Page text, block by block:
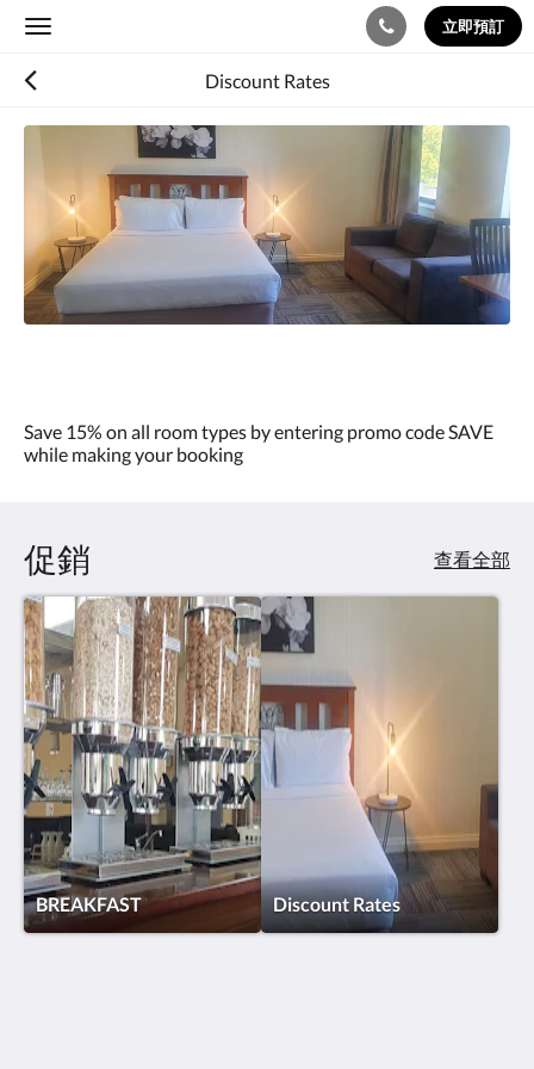
Toggle
立即預訂
Discount Rates
以
切
換
檢
視。
向
右
點
擊
「下
一
個」
和
「上
一
個」
按
鈕，
即
可
查
看
影
像。
Save 15% on all room types by entering promo code SAVE
while making your booking
促銷 查看全部
BREAKFAST Discount Rates